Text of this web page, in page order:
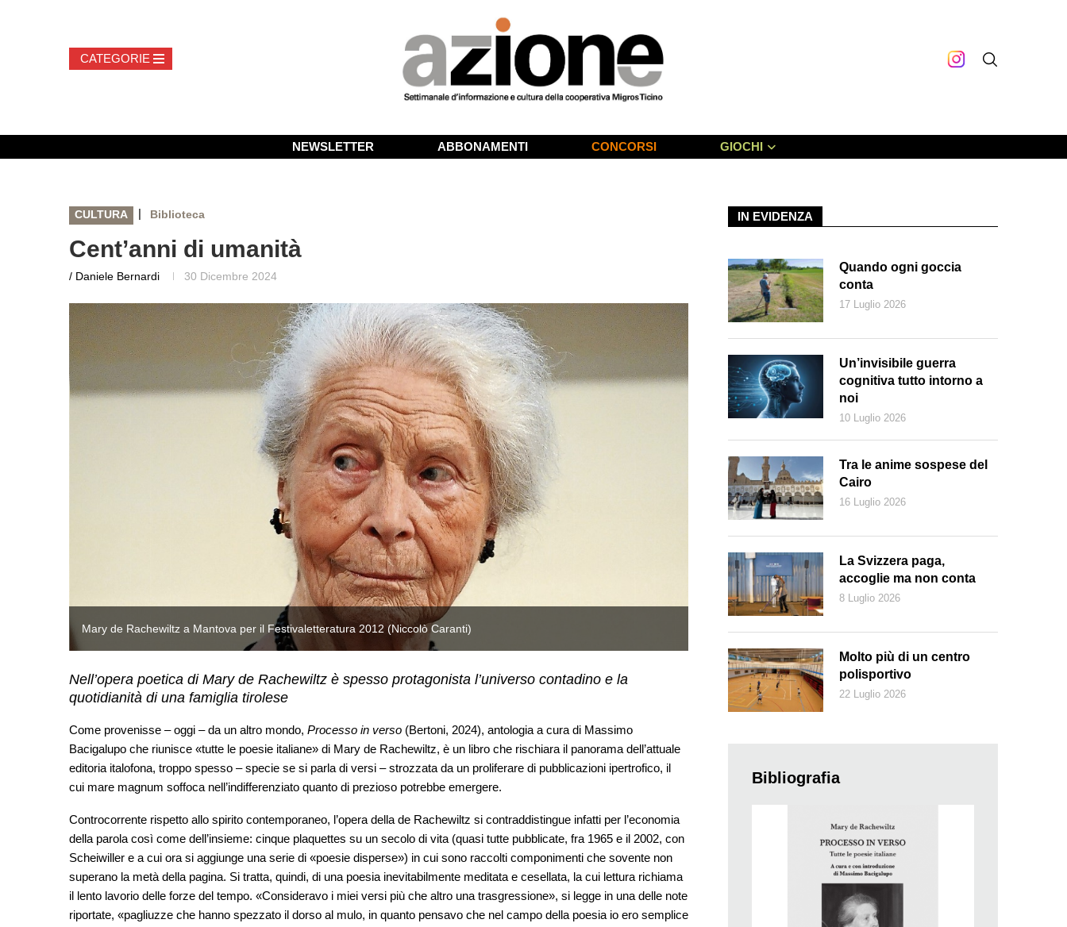
NEWSLETTER ABBONAMENTI CONCORSI GIOCHI
CULTURA | Biblioteca
Cent’anni di umanità
/ Daniele Bernardi 30 Dicembre 2024
Mary de Rachewiltz a Mantova per il Festivaletteratura 2012 (Niccolò Caranti) Mary de Rachewiltz a Mantova per il Festivaletteratura 2012 (Niccolò
Nell’opera poetica di Mary de Rachewiltz è spesso protagonista l’universo contadino e la
quotidianità di una famiglia tirolese
Come provenisse – oggi – da un altro mondo, Processo in verso (Bertoni, 2024), antologia a cura di Massimo
Bacigalupo che riunisce «tutte le poesie italiane» di Mary de Rachewiltz, è un libro che rischiara il panorama dell’attuale
editoria italofona, troppo spesso – specie se si parla di versi – strozzata da un proliferare di pubblicazioni ipertrofico, il
cui mare magnum soffoca nell’indifferenziato quanto di prezioso potrebbe emergere.
Controcorrente rispetto allo spirito contemporaneo, l’opera della de Rachewiltz si contraddistingue infatti per l’economia
della parola così come dell’insieme: cinque plaquettes su un secolo di vita (quasi tutte pubblicate, fra 1965 e il 2002, con
Scheiwiller e a cui ora si aggiunge una serie di «poesie disperse») in cui sono raccolti componimenti che sovente non
superano la metà della pagina. Si tratta, quindi, di una poesia inevitabilmente meditata e cesellata, la cui lettura richiama
il lento lavorio delle forze del tempo. «Consideravo i miei versi più che altro una trasgressione», si legge in una delle note
riportate, «pagliuzze che hanno spezzato il dorso al mulo, in quanto pensavo che nel campo della poesia io ero semplice
IN EVIDENZA
Quando ogni goccia
conta
17 Luglio 2026
Un’invisibile guerra
cognitiva tutto intorno a
noi
10 Luglio 2026
Tra le anime sospese del
Cairo
16 Luglio 2026
La Svizzera paga,
accoglie ma non conta
8 Luglio 2026
Molto più di un centro
polisportivo
22 Luglio 2026
Bibliografia